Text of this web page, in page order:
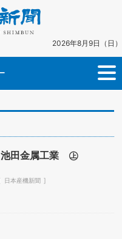
2026年8月9日（日）
田金属工業 ㊤
日本産機新聞